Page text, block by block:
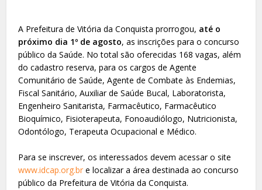
A Prefeitura de Vitória da Conquista prorrogou, até o
próximo dia 1º de agosto, as inscrições para o concurso
público da Saúde. No total são oferecidas 168 vagas, além
do cadastro reserva, para os cargos de Agente
Comunitário de Saúde, Agente de Combate às Endemias,
Fiscal Sanitário, Auxiliar de Saúde Bucal, Laboratorista,
Engenheiro Sanitarista, Farmacêutico, Farmacêutico
Bioquímico, Fisioterapeuta, Fonoaudiólogo, Nutricionista,
Odontólogo, Terapeuta Ocupacional e Médico.
Para se inscrever, os interessados devem acessar o site
www.idcap.org.br e localizar a área destinada ao concurso
público da Prefeitura de Vitória da Conquista.